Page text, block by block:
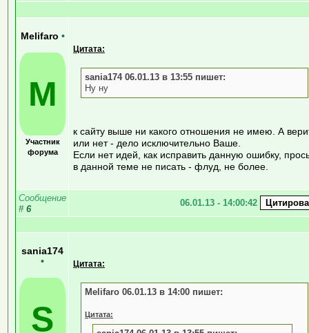
Melifaro •
M
Участник
форума
Цитата:
sania174 06.01.13 в 13:55 пишет:
Ну ну
к сайту выше ни какого отношения не имею. А
или нет - дело исключительно Ваше.
Если нет идей, как исправить данную ошибку,
в данной теме не писать - флуд, не более.
Сообщение
# 6
06.01.13 - 14:00:42
sania174
•
S
Цитата:
Melifaro 06.01.13 в 14:00 пишет:
Цитата: